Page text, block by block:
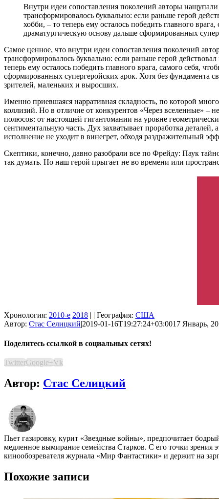
Внутри идеи сопоставления поколений авторы
трансформировалось буквально: если раньше герой
хобби, – то теперь ему осталось победить главного
драматургическую основу дальше сформированных
Самое ценное, что внутри идеи сопоставления поколений
трансформировалось буквально: если раньше герой
теперь ему осталось победить главного врага, самого себя,
сформированных супергеройских арок. Хотя без фундамента
зрителей, маленьких и выросших.
Именно приевшаяся нарративная складность, по которой
коллизий. Но в отличие от конкурентов «Через вселенные»
полюсов: от настоящей гигантомании на уровне
сентиментальную часть. Дух захватывает проработка
исполнение не уходит в винегрет, обходя раздражительный
Скептики, конечно, давно разобрали все по Фрейду: Паук
так думать. Но наш герой прыгает не во времени или
Хронология: 2010-е 2018 | | География: США
Автор: Стас Селицкий|2019-01-16T19:27:24+03:0017 Январь,
Поделитесь ссылкой в социальных сетях!
TwitterGoogle+Vk
Автор: Стас Селицкий
Пьет газировку, курит «Звездные войны», предпочитает
медленное вымирание семейства Старков. С его точки зрения
кинообозревателя журнала «Мир Фантастики» и держит на
Похожие записи